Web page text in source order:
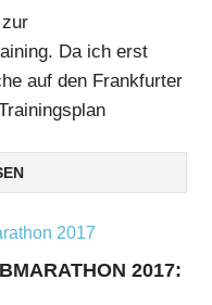
Da ich erst
auf den Frankfurter
2017: